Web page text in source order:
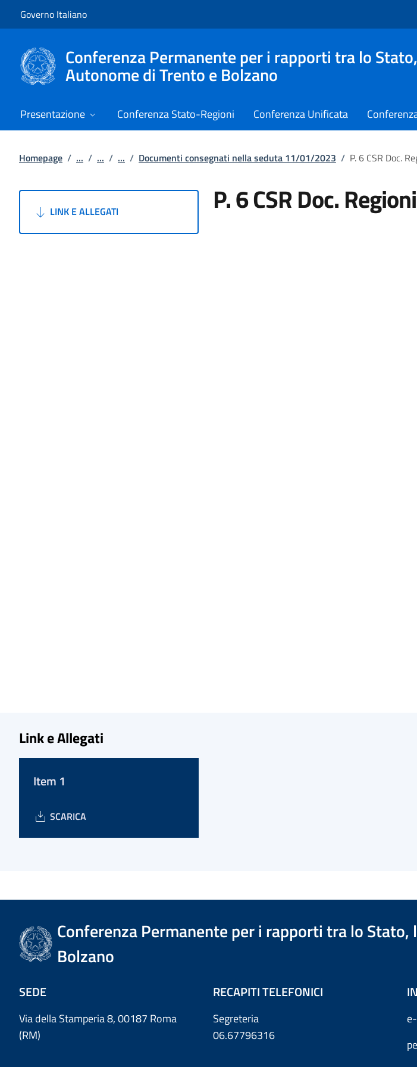
Governo Italiano
Conferenza Permanente per i rapporti tra lo
Autonome di Trento e Bolzano
Presentazione Conferenza Stato-Regioni Conferenza Unificata
Homepage / ... / ... / ... / Documenti consegnati nella seduta 11/01/2023 / P. 6 CSR Doc.
LINK E ALLEGATI P. 6 CSR Doc.
Link e Allegati
Item 1
SCARICA
Conferenza Permanente per i rapporti tra lo
Bolzano
SEDE
Via della Stamperia 8, 00187 Roma
(RM)
RECAPITI TELEFONICI
Segreteria
06.67796316